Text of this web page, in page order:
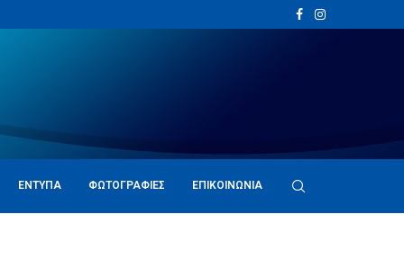
ΈΝΤΥΠΑ ΦΩΤΟΓΡΑΦΊΕΣ ΕΠΙΚΟΙΝΩΝΊΑ